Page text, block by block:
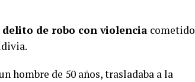
delito de robo con violencia cometido
hombre de 50 años, trasladaba a la